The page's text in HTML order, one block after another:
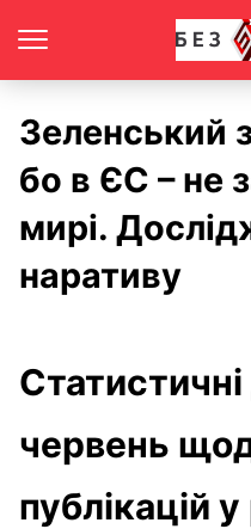
Зеленський
бо в ЄС – не
мирі.
наративу
Статистичні
червень
публікацій